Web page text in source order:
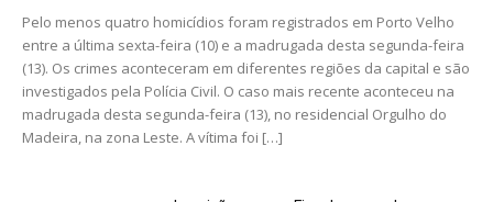
Pelo menos quatro homicídios foram registrados em Porto Velho
entre a última sexta-feira (10) e a madrugada desta segunda-feira
(13). Os crimes aconteceram em diferentes regiões da capital e são
investigados pela Polícia Civil. O caso mais recente aconteceu na
madrugada desta segunda-feira (13), no residencial Orgulho do
Madeira, na zona Leste. A vítima foi […]